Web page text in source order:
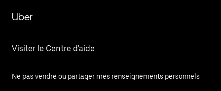
Uber
Visiter le Centre d'aide
Ne pas vendre ou partager mes renseignements personnels